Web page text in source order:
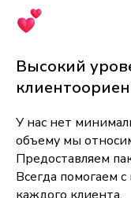
Высокий
У нас нет
объему мы
Предоставляем
Всегда помогаем